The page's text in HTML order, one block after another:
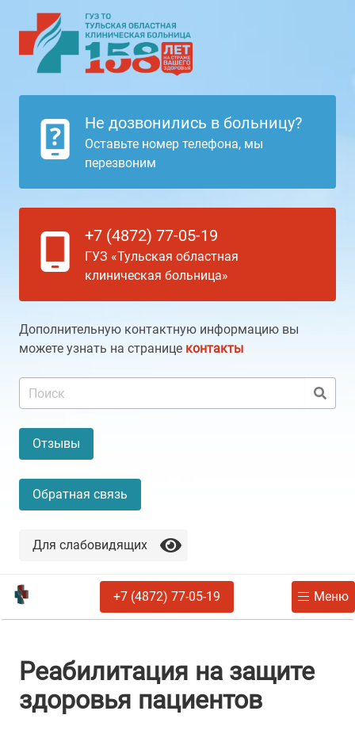
Не дозвонились в больницу?
Оставьте номер телефона, мы
перезвоним
+7 (4872) 77-05-19
ГУЗ «Тульская областная
клиническая больница»
Дополнительную контактную информацию вы
можете узнать на странице контакты
Отзывы
Обратная связь
Для слабовидящих
+7 (4872) 77-05-19 Меню
Реабилитация на защите
здоровья пациентов